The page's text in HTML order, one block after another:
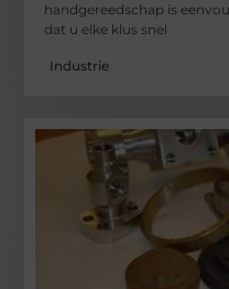
handgereedschap is
dat u elke klus snel
Industrie